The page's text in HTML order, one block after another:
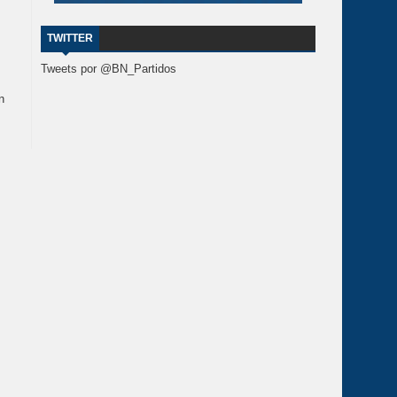
TWITTER
Tweets por @BN_Partidos